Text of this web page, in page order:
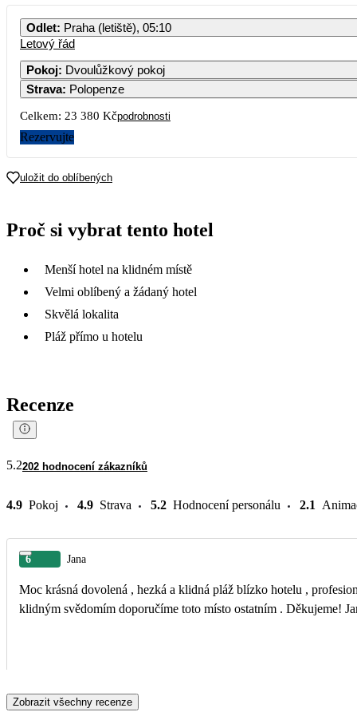
Odlet: Praha (letiště), 05:10
Letový řád
Pokoj: Dvoulůžkový pokoj
Strava: Polopenze
Celkem: 23 380 Kčpodrobnosti
Rezervujte
uložit do oblíbených
Proč si vybrat tento hotel
Menší hotel na klidném místě
Velmi oblíbený a žádaný hotel
Skvělá lokalita
Pláž přímo u hotelu
Recenze
5.2202 hodnocení zákazníků
4.9 Pokoj 4.9 Strava 5.2 Hodnocení personálu 2.1
6 Jana
Moc krásná dovolená , hezká a klidná pláž blízko hotelu , profesionální personál , výborná kuchyně a delegátka Kristýna překonala naše představy , prostě byla skvělá . S
klidným
Zobrazit všechny recenze